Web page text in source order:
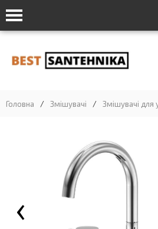
Головна / Змішувачі / Змішувачі для
‹